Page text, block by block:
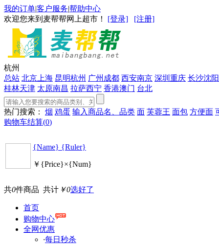
我的订单|客户服务|帮助中心
欢迎您来到麦帮帮网上超市！ [登录] [注册]
杭州
总站 北京 上海 昆明杭州 广州 成都 西安南京 深圳 重庆 长沙沈阳
桂林天津 太原南昌 拉萨西宁 香港澳门 台北
热门搜索： 烟 鸡蛋 输入商品名、品类 面 芙蓉王 面包 方便面
购物车结算(0)
{Name} {Ruler}
￥{Price}×{Num}
共0件商品 共计 ￥0选好了
首页
购物中心
全网优惠
·每日秒杀